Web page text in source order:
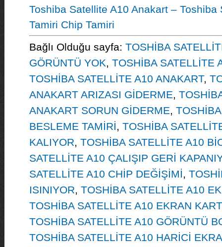
Toshiba Satellite A10 Anakart – Toshiba
Tamiri Chip Tamiri
Bağlı Olduğu sayfa: TOSHİBA
GÖRÜNTÜ YOK, TOSHİBA SATELLİTE
TOSHİBA SATELLİTE A10 ANAKART,
ANAKART ARIZASI GİDERME,
ANAKART SORUN GİDERME,
BESLEME TAMİRİ, TOSHİBA
KALIYOR, TOSHİBA SATELLİTE A10
SATELLİTE A10 ÇALIŞIP GERİ
SATELLİTE A10 CHİP DEĞİŞİMİ,
ISINIYOR, TOSHİBA SATELLİTE A10
TOSHİBA SATELLİTE A10 EKRAN
TOSHİBA SATELLİTE A10 GÖRÜNTÜ
TOSHİBA SATELLİTE A10 HARİCİ